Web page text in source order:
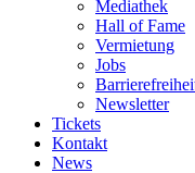
Mediathek
Hall of Fame
Vermietung
Jobs
Newsletter
Tickets
Kontakt
News